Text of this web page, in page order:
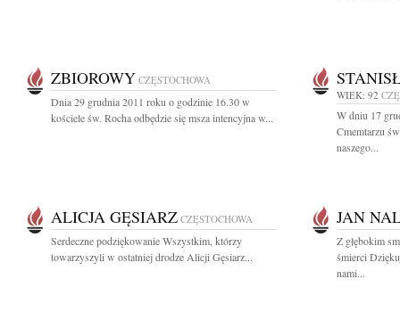
ZBIOROWY CZĘSTOCHOWA
Dnia 29 grudnia 2011 roku o godzinie 16.30 w
kościele św. Rocha odbędzie się msza intencyjna w...
WIEK: 92
W dniu 17
Cmemtarzu
naszego...
ALICJA GĘSIARZ CZĘSTOCHOWA
Serdeczne podziękowanie Wszystkim, którzy
towarzyszyli w ostatniej drodze Alicji Gęsiarz...
JAN
Z głębokim
śmierci
nami...